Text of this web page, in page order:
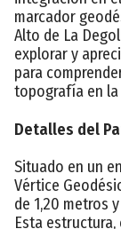
marcador
Alto de La
explorar y
para
topografía en
Detalles del
Situado en un
Vértice
de 1,20 metros
Esta